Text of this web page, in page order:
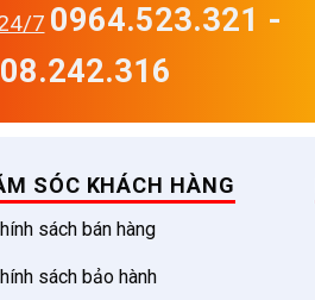
7 0964.523.321 -
SÓC KHÁCH HÀNG
sách bán hàng
sách bảo hành